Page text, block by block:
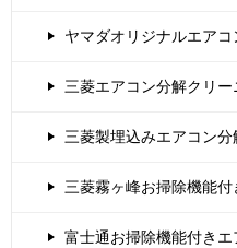
ヤマダオリジナルエアコ
三菱エアコン分解クリー
三菱製埋込みエアコン
三菱霧ヶ峰お掃除機能
富士通お掃除機能付き